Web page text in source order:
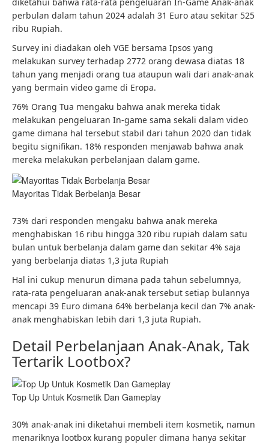
perbulan dalam tahun 2024 adalah 31 Euro atau sekitar 525
ribu Rupiah.
Survey ini diadakan oleh VGE bersama Ipsos yang
melakukan survey terhadap 2772 orang dewasa diatas 18
tahun yang menjadi orang tua ataupun wali dari anak-anak
yang bermain video game di Eropa.
76% Orang Tua mengaku bahwa anak mereka tidak
melakukan pengeluaran In-game sama sekali dalam video
game dimana hal tersebut stabil dari tahun 2020 dan tidak
begitu signifikan. 18% responden menjawab bahwa anak
mereka melakukan perbelanjaan dalam game.
Mayoritas Tidak Berbelanja Besar
73% dari responden mengaku bahwa anak mereka
menghabiskan 16 ribu hingga 320 ribu rupiah dalam satu
bulan untuk berbelanja dalam game dan sekitar 4% saja
yang berbelanja diatas 1,3 juta Rupiah
Hal ini cukup menurun dimana pada tahun sebelumnya,
rata-rata pengeluaran anak-anak tersebut setiap bulannya
mencapi 39 Euro dimana 64% berbelanja kecil dan 7% anak-
anak menghabiskan lebih dari 1,3 juta Rupiah.
Detail Perbelanjaan Anak-Anak, Tak
Tertarik Lootbox?
Top Up Untuk Kosmetik Dan Gameplay
30% anak-anak ini diketahui membeli item kosmetik, namun
menariknya lootbox kurang populer dimana hanya sekitar